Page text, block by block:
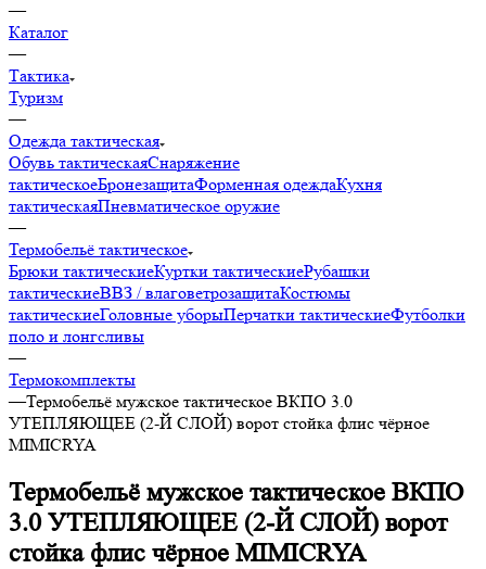
—
Каталог
—
Тактика
Туризм
—
Одежда тактическая
Обувь тактическаяСнаряжение
тактическоеБронезащитаФорменная одеждаКухня
тактическаяПневматическое оружие
—
Термобельё тактическое
Брюки тактическиеКуртки тактическиеРубашки
тактическиеВВЗ / влаговетрозащитаКостюмы
тактическиеГоловные уборыПерчатки тактическиеФутболки
поло и лонгсливы
—
Термокомплекты
—Термобельё мужское тактическое ВКПО 3.0
УТЕПЛЯЮЩЕЕ (2-Й СЛОЙ) ворот стойка флис чёрное
MIMICRYA
Термобельё мужское тактическое ВКПО
3.0 УТЕПЛЯЮЩЕЕ (2-Й СЛОЙ) ворот
стойка флис чёрное MIMICRYA